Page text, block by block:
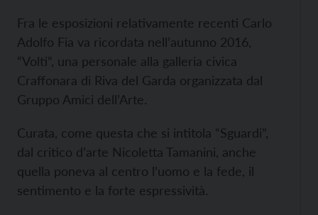
Fra le esposizioni relativamente recenti Carlo
Adolfo Fia va ricordata nell’autunno 2016,
“Volti”, una personale alla galleria civica
Craffonara di Riva del Garda organizzata dal
Gruppo Amici dell’Arte.
Curata, come questa che si intitola “Sguardi”,
dal critico d’arte Nicoletta Tamanini, anche
quella poneva al centro l’uomo e la fede, il
sentimento e la forte espressività.